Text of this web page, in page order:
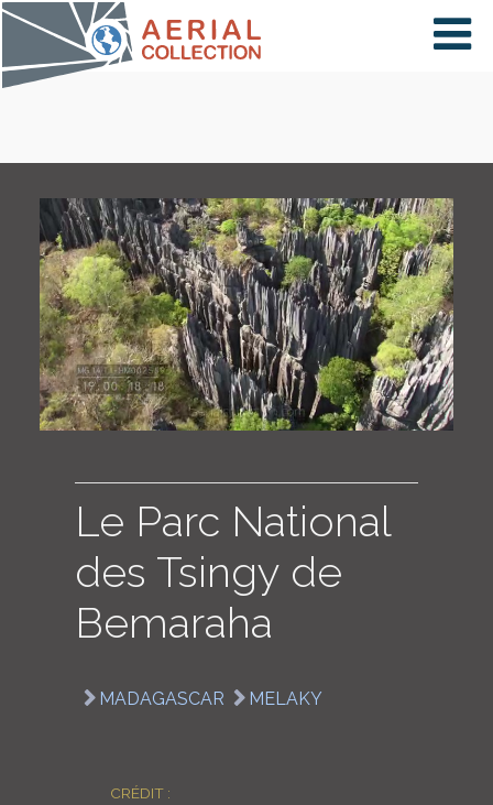
×
PAYS
CARTE
COLLECTIONS
LOGIN
ENGLISH
Le Parc National
des Tsingy de
Bemaraha
MADAGASCAR MELAKY
CRÉDIT :